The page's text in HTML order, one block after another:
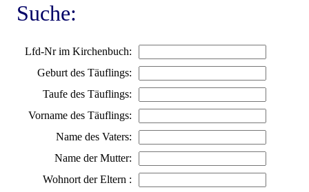
Suche:
Lfd-Nr im Kirchenbuch:
Geburt des Täuflings:
Taufe des Täuflings:
Vorname des Täuflings:
Name des Vaters:
Name der Mutter:
Wohnort der Eltern :